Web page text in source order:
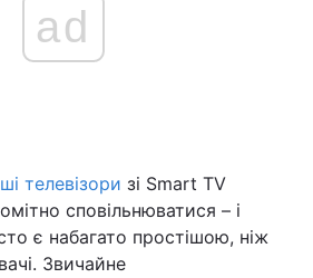
Політика
Світ
ad
телевізори зі Smart TV
сповільнюватися – і
є набагато простішою, ніж
Звичайне